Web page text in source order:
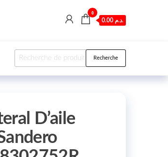
0
0.00 د.م.
Recherche pour : Recherche
D’aile